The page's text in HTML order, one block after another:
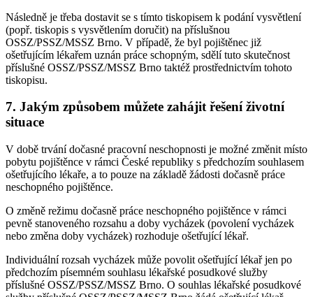
Následně je třeba dostavit se s tímto tiskopisem k podání vysvětlení
(popř. tiskopis s vysvětlením doručit) na příslušnou
OSSZ/PSSZ/MSSZ Brno. V případě, že byl pojištěnec již
ošetřujícím lékařem uznán práce schopným, sdělí tuto skutečnost
příslušné OSSZ/PSSZ/MSSZ Brno taktéž prostřednictvím tohoto
tiskopisu.
7. Jakým způsobem můžete zahájit řešení životní
situace
V době trvání dočasné pracovní neschopnosti je možné změnit místo
pobytu pojištěnce v rámci České republiky s předchozím souhlasem
ošetřujícího lékaře, a to pouze na základě žádosti dočasně práce
neschopného pojištěnce.
O změně režimu dočasně práce neschopného pojištěnce v rámci
pevně stanoveného rozsahu a doby vycházek (povolení vycházek
nebo změna doby vycházek) rozhoduje ošetřující lékař.
Individuální rozsah vycházek může povolit ošetřující lékař jen po
předchozím písemném souhlasu lékařské posudkové služby
příslušné OSSZ/PSSZ/MSSZ Brno. O souhlas lékařské posudkové